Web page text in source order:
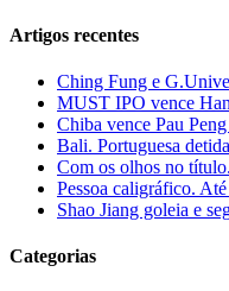
Artigos recentes
Ching Fung e
MUST IPO vence
Chiba vence Pau
Bali. Portuguesa
Com os olhos no
Pessoa caligráfico.
Shao Jiang goleia e
Categorias